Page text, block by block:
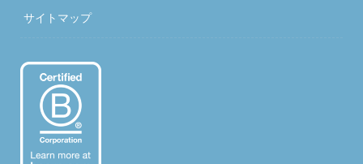
サイトマップ